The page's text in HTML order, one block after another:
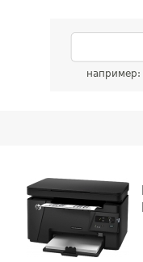
например: